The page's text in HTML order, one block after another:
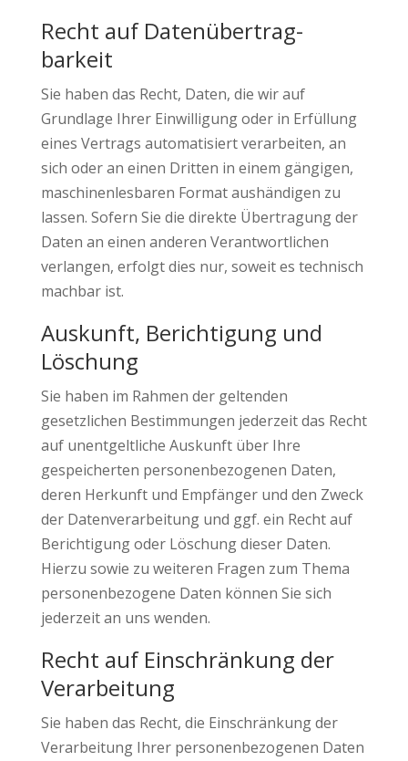
Recht auf Daten­übertrag­
barkeit
Sie haben das Recht, Daten, die wir auf
Grundlage Ihrer Einwilligung oder in Erfüllung
eines Vertrags automatisiert verarbeiten, an
sich oder an einen Dritten in einem gängigen,
maschinenlesbaren Format aushändigen zu
lassen. Sofern Sie die direkte Übertragung der
Daten an einen anderen Verantwortlichen
verlangen, erfolgt dies nur, soweit es technisch
machbar ist.
Auskunft, Berichtigung und
Löschung
Sie haben im Rahmen der geltenden
gesetzlichen Bestimmungen jederzeit das Recht
auf unentgeltliche Auskunft über Ihre
gespeicherten personenbezogenen Daten,
deren Herkunft und Empfänger und den Zweck
der Datenverarbeitung und ggf. ein Recht auf
Berichtigung oder Löschung dieser Daten.
Hierzu sowie zu weiteren Fragen zum Thema
personenbezogene Daten können Sie sich
jederzeit an uns wenden.
Recht auf Einschränkung der
Verarbeitung
Sie haben das Recht, die Einschränkung der
Verarbeitung Ihrer personenbezogenen Daten